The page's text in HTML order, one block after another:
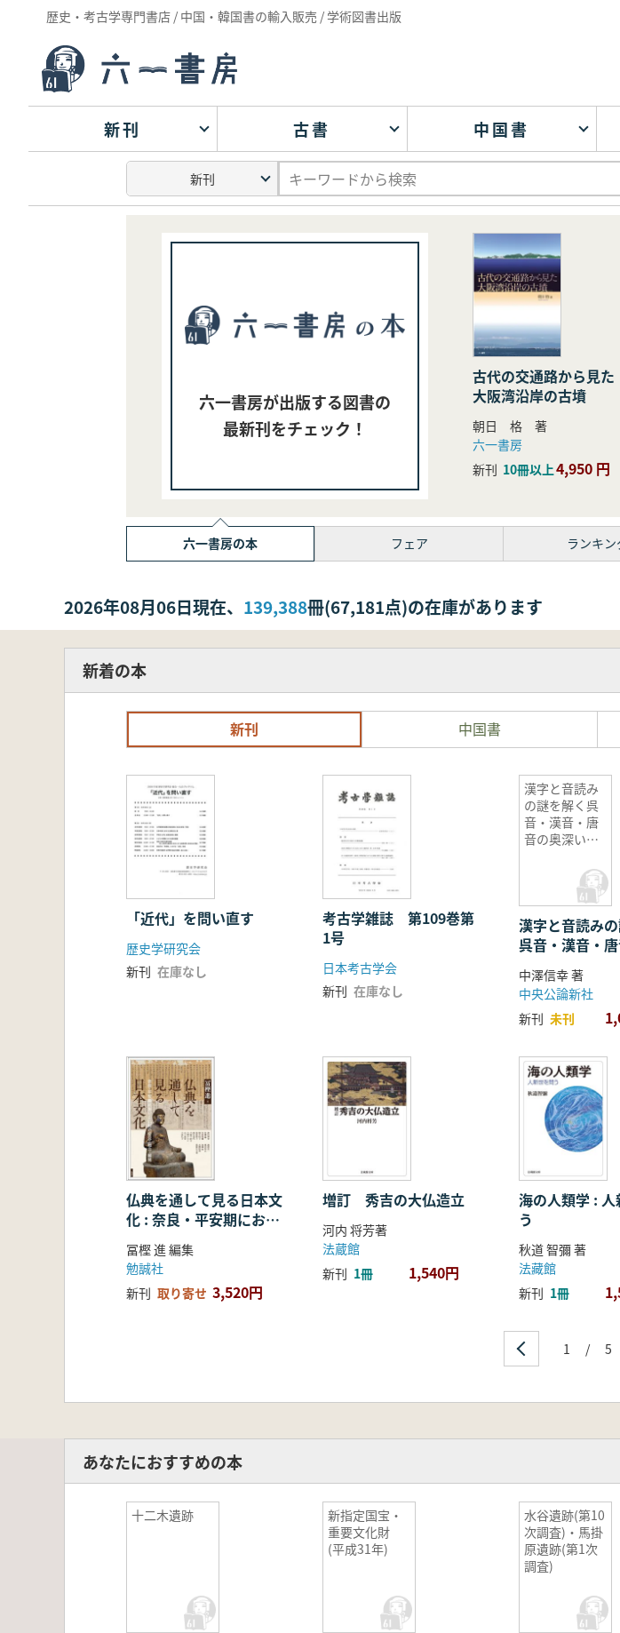
歴史・考古学専門書店 / 中国・韓国書の輸入販売 / 学術図書出版
新刊 古書 中国書
六一書房が出版する図書の
最新刊をチェック！
古代の交通路から見た
大阪湾沿岸の古墳
朝日 格 著
六一書房
新刊 10冊以上4,950 円
六一書房の本 フェア ランキン
2026年08月06日現在、 139,388冊(67,181点)の在庫があります
新着の本
新刊 中国書
「近代」を問い直す
歴史学研究会
新刊 在庫なし
考古学雑誌 第109巻第
1号
日本考古学会
新刊 在庫なし
漢字と音読み
の謎を解く呉
音・漢音・唐
音の奥深い世
漢字と音読み
呉音・漢音・
い世界
中澤信幸 著
中央公論新社
新刊 未刊
仏典を通して見る日本文
化 : 奈良・平安期におけ
る仏教の受容・融合・展
開
冨樫 進 編集
勉誠社
新刊 取り寄せ 3,520円
増訂 秀吉の大仏造立
河内 将芳著
法蔵館
新刊 1冊 1,540円
海の人類学 : 人
う
秋道 智彌 著
法藏館
新刊 1冊
1 / 5
あなたにおすすめの本
十二木遺跡
新指定国宝・
重要文化財
(平成31年)
水谷遺跡(第10
次調査)・馬掛
原遺跡(第1次
調査)